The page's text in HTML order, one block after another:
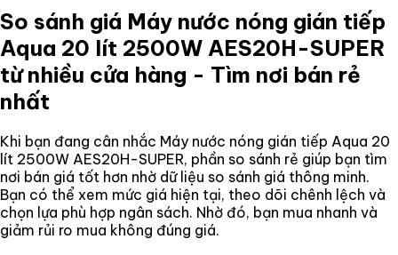
So sánh giá Máy nước nóng gián tiếp
Aqua 20 lít 2500W AES20H-SUPER
từ nhiều cửa hàng - Tìm nơi bán rẻ
nhất
Khi bạn đang cân nhắc Máy nước nóng gián tiếp Aqua 20
lít 2500W AES20H-SUPER, phần so sánh rẻ giúp bạn tìm
nơi bán giá tốt hơn nhờ dữ liệu so sánh giá thông minh.
Bạn có thể xem mức giá hiện tại, theo dõi chênh lệch và
chọn lựa phù hợp ngân sách. Nhờ đó, bạn mua nhanh và
giảm rủi ro mua không đúng giá.